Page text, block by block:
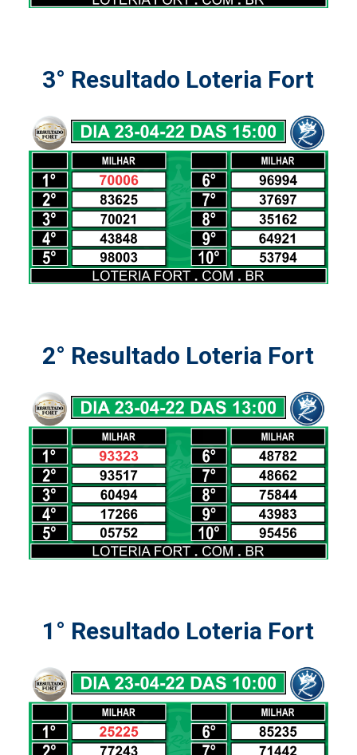
3° Resultado Loteria Fort
2° Resultado Loteria Fort
1° Resultado Loteria Fort